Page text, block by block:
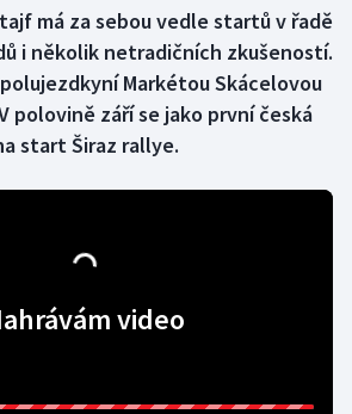
má za sebou vedle startů v řadě
i několik netradičních zkušeností.
Markétou Skácelovou
polovině září se jako první česká
start Širaz rallye.
video